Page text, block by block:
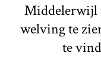
Middelerwijl
welving te
te